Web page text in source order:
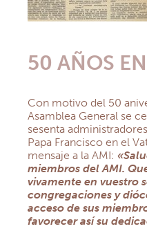
50 AÑOS
Con motivo del 50
Asamblea General se
sesenta
Papa Francisco en el
mensaje a la AMI:
miembros del AMI.
vivamente en vuestro
congregaciones y
acceso de sus
favorecer así su